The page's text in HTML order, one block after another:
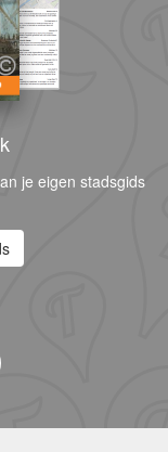
je eigen stadsgids